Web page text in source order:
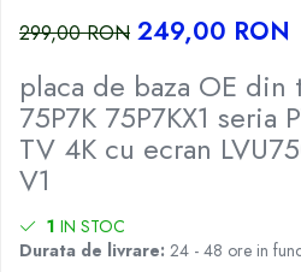
299,00 RON 249,00 RON
placa de baza OE din
75P7K 75P7KX1 seria
TV 4K cu ecran
V1
1 IN STOC
Durata de livrare: 24 - 48 ore in